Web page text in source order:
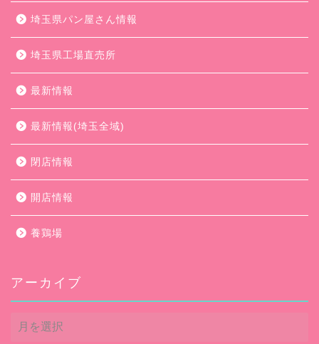
埼玉県パン屋さん情報
埼玉県工場直売所
最新情報
最新情報(埼玉全域)
閉店情報
開店情報
養鶏場
アーカイブ
ア
ー